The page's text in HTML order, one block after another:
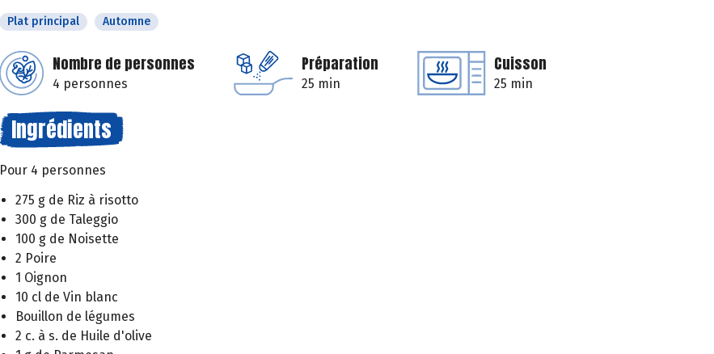
Plat principal Automne
Nombre de personnes
4 personnes
Préparation
25 min
Cuisson
25 min
Ingrédients
Pour 4 personnes
275 g de Riz à risotto
300 g de Taleggio
100 g de Noisette
2 Poire
1 Oignon
10 cl de Vin blanc
Bouillon de légumes
2 c. à s. de Huile d'olive